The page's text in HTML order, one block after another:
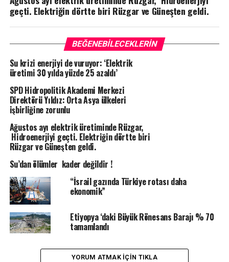
geçti. Elektriğin dörtte biri Rüzgar ve Güneşten geldi.
BEĞENEBILECEKLERIN
Su krizi enerjiyi de vuruyor: ‘Elektrik
üretimi 30 yılda yüzde 25 azaldı’
SPD Hidropolitik Akademi Merkezi
Direktörü Yıldız: Orta Asya ülkeleri
işbirliğine zorunlu
Ağustos ayı elektrik üretiminde Rüzgar,
Hidroenerjiyi geçti. Elektriğin dörtte biri
Rüzgar ve Güneşten geldi.
Su’dan ölümler kader değildir !
“İsrail gazında Türkiye rotası daha
ekonomik”
Etiyopya ‘daki Büyük Rönesans Barajı % 70
tamamlandı
YORUM ATMAK IÇIN TIKLA